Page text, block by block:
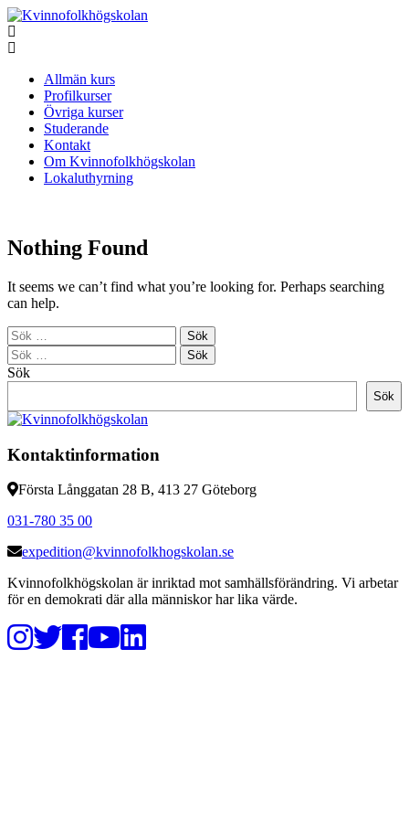
Allmän kurs
Profilkurser
Övriga kurser
Studerande
Kontakt
Om Kvinnofolkhögskolan
Lokaluthyrning
Nothing Found
It seems we can’t find what you’re looking for. Perhaps searching
can help.
Sök
efter:
Sök
efter:
Sök
Sök
Kontaktinformation
Första Långgatan 28 B, 413 27 Göteborg
031-780 35 00
expedition@kvinnofolkhogskolan.se
Kvinnofolkhögskolan är inriktad mot samhällsförändring. Vi arbetar
för en demokrati där alla människor har lika värde.